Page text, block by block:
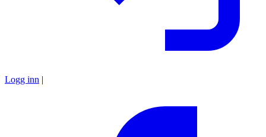
Logg inn |